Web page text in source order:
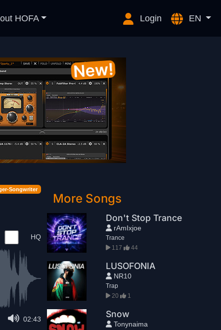
HOFA Login EN
Songwriter
HQ
02:43
More Songs
Don't Stop Trance
rAmIxjoe
Trance
117
44
LUSOFONIA
NR10
Trap
20
1
Snow
Tonynaima